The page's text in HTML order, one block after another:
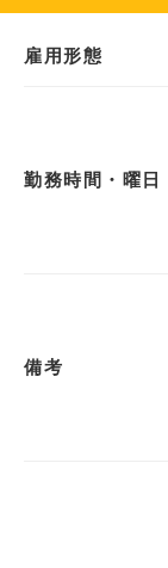
雇用形態
勤務時間・曜日
備考